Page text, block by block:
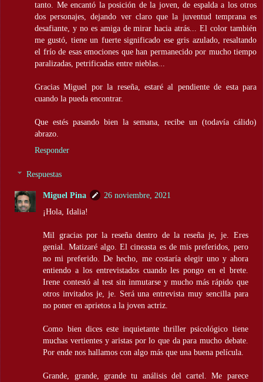
tanto. Me encantó la posición de la joven, de espalda a los otros
dos personajes, dejando ver claro que la juventud temprana es
desafiante, y no es amiga de mirar hacia atrás... El color también
me gustó, tiene un fuerte significado ese gris azulado, resaltando
el frío de esas emociones que han permanecido por mucho tiempo
paralizadas, petrificadas entre nieblas...
Gracias Miguel por la reseña, estaré al pendiente de esta para
cuando la pueda encontrar.
Que estés pasando bien la semana, recibe un (todavía cálido)
abrazo.
Responder
Respuestas
Miguel Pina
26 noviembre, 2021
¡Hola, Idalia!
Mil gracias por la reseña dentro de la reseña je, je. Eres
genial. Matizaré algo. El cineasta es de mis preferidos, pero
no mi preferido. De hecho, me costaría elegir uno y ahora
entiendo a los entrevistados cuando les pongo en el brete.
Irene contestó al test sin inmutarse y mucho más rápido que
otros invitados je, je. Será una entrevista muy sencilla para
no poner en aprietos a la joven actriz.
Como bien dices este inquietante thriller psicológico tiene
muchas vertientes y aristas por lo que da para mucho debate.
Por ende nos hallamos con algo más que una buena película.
Grande, grande, grande tu análisis del cartel. Me parece